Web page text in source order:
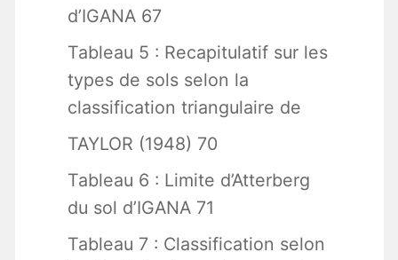
d’IGANA 67
Tableau 5 : Recapitulatif sur les
types de sols selon la
classification triangulaire de
TAYLOR (1948) 70
Tableau 6 : Limite d’Atterberg
du sol d’IGANA 71
Tableau 7 : Classification selon